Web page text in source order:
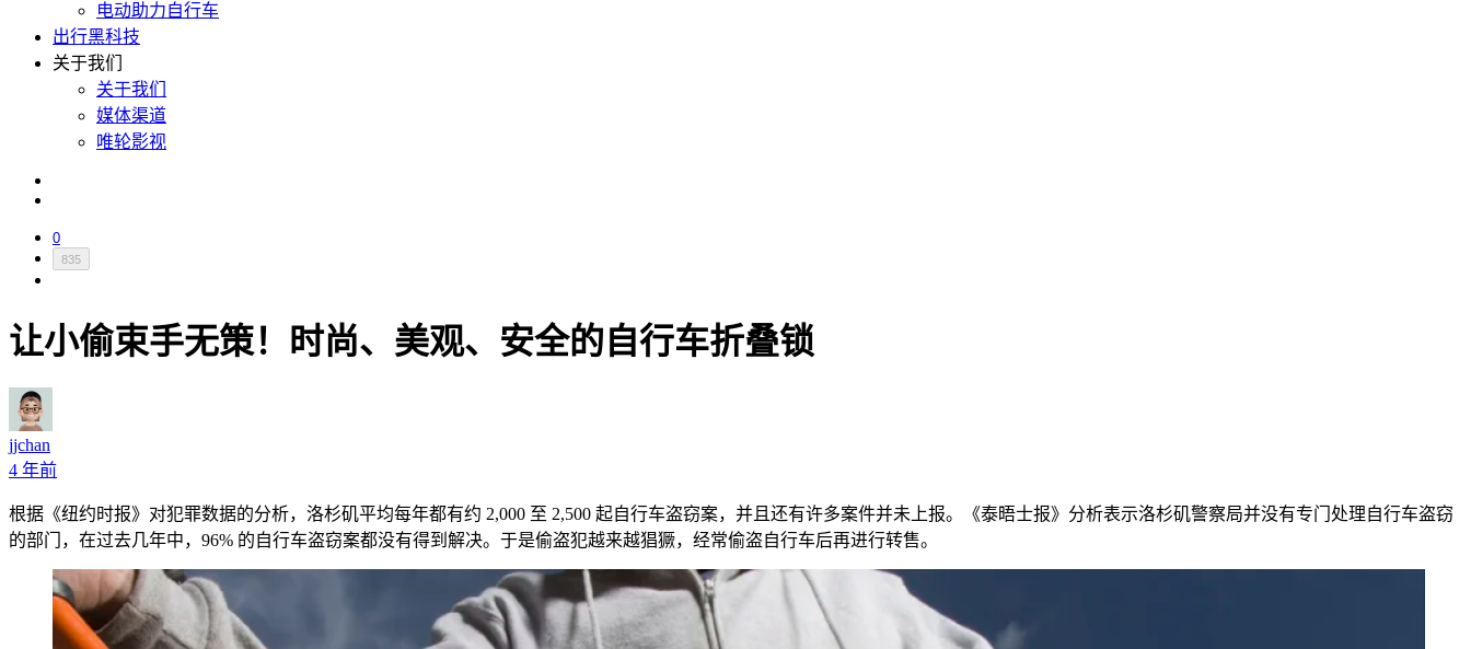
电动助力自行车
出行黑科技
关于我们
关于我们
媒体渠道
唯轮影视
0
835
让小偷束手无策！时尚、美观、安全的自行车折叠锁
jjchan
4 年前
根据《纽约时报》对犯罪数据的分析，洛杉矶平均每年都有约 2,000 至 2,500 起自行车盗窃案，并且还有许多案件并未上报。《泰晤士报》分析表示洛杉矶警察局并没有专门处理自行车盗窃
的部门，在过去几年中，96% 的自行车盗窃案都没有得到解决。于是偷盗犯越来越猖獗，经常偷盗自行车后再进行转售。